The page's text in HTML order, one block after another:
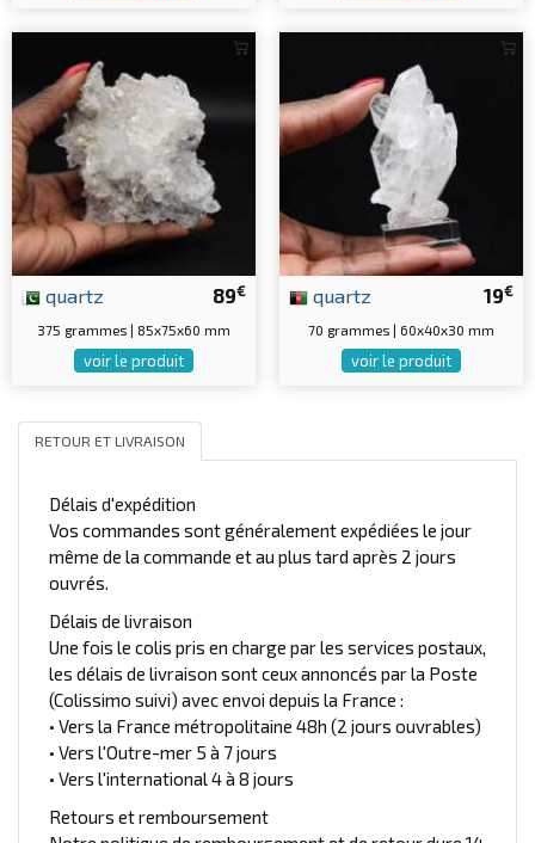
89€
quartz
375 grammes | 85x75x60 mm
voir le produit
19€
quartz
70 grammes | 60x40x30 mm
voir le produit
RETOUR ET LIVRAISON
Délais d'expédition
Vos commandes sont généralement expédiées le jour
même de la commande et au plus tard après 2 jours
ouvrés.
Délais de livraison
Une fois le colis pris en charge par les services postaux,
les délais de livraison sont ceux annoncés par la Poste
(Colissimo suivi) avec envoi depuis la France :
• Vers la France métropolitaine 48h (2 jours ouvrables)
• Vers l'Outre-mer 5 à 7 jours
• Vers l'international 4 à 8 jours
Retours et remboursement